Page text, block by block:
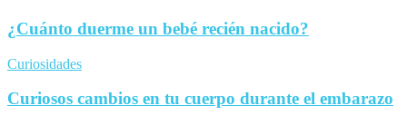
¿Cuánto duerme un bebé recién nacido?
Curiosidades
Curiosos cambios en tu cuerpo durante el embarazo